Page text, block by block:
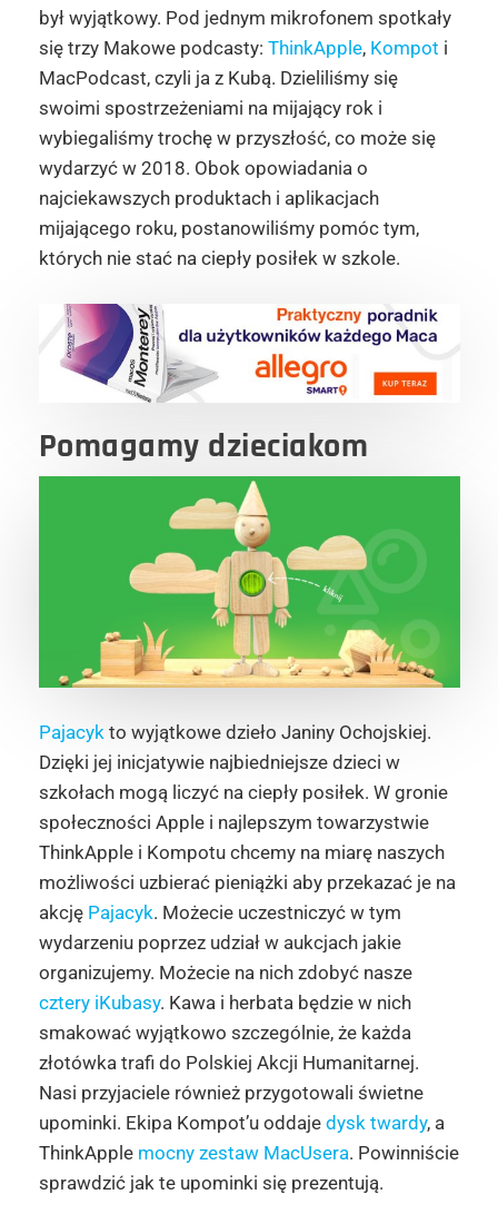
był wyjątkowy. Pod jednym mikrofonem spotkały
się trzy Makowe podcasty: ThinkApple, Kompot i
MacPodcast, czyli ja z Kubą. Dzieliliśmy się
swoimi spostrzeżeniami na mijający rok i
wybiegaliśmy trochę w przyszłość, co może się
wydarzyć w 2018. Obok opowiadania o
najciekawszych produktach i aplikacjach
mijającego roku, postanowiliśmy pomóc tym,
których nie stać na ciepły posiłek w szkole.
Pomagamy dzieciakom
Pajacyk to wyjątkowe dzieło Janiny Ochojskiej.
Dzięki jej inicjatywie najbiedniejsze dzieci w
szkołach mogą liczyć na ciepły posiłek. W gronie
społeczności Apple i najlepszym towarzystwie
ThinkApple i Kompotu chcemy na miarę naszych
możliwości uzbierać pieniążki aby przekazać je na
akcję Pajacyk. Możecie uczestniczyć w tym
wydarzeniu poprzez udział w aukcjach jakie
organizujemy. Możecie na nich zdobyć nasze
cztery iKubasy. Kawa i herbata będzie w nich
smakować wyjątkowo szczególnie, że każda
złotówka trafi do Polskiej Akcji Humanitarnej.
Nasi przyjaciele również przygotowali świetne
upominki. Ekipa Kompot’u oddaje dysk twardy, a
ThinkApple mocny zestaw MacUsera. Powinniście
sprawdzić jak te upominki się prezentują.